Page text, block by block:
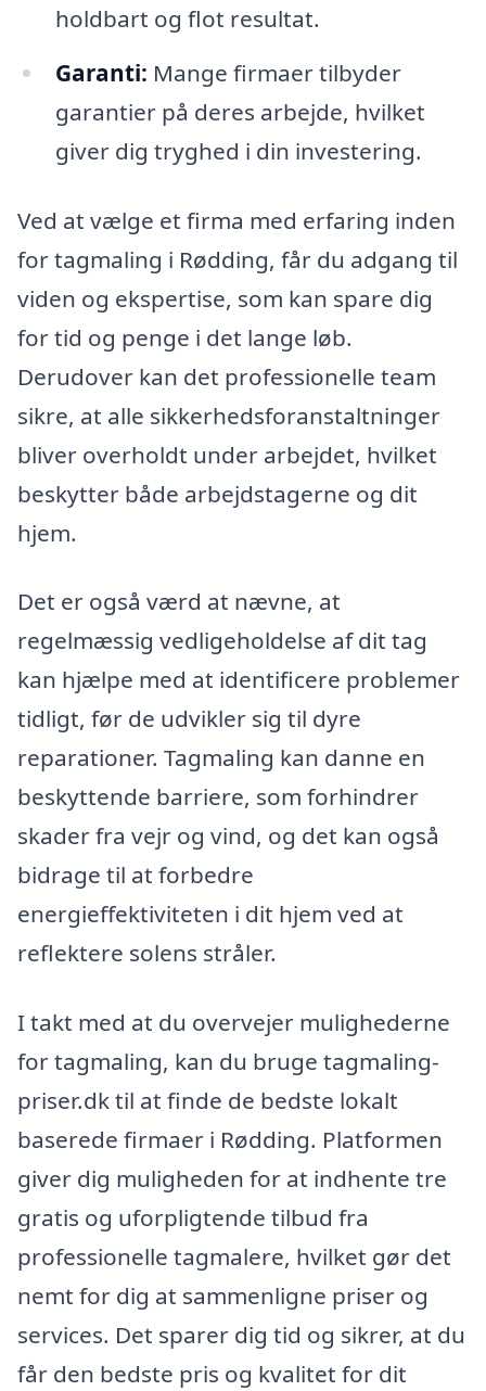
holdbart og flot resultat.
Garanti: Mange firmaer tilbyder
garantier på deres arbejde, hvilket
giver dig tryghed i din investering.
Ved at vælge et firma med erfaring inden
for tagmaling i Rødding, får du adgang til
viden og ekspertise, som kan spare dig
for tid og penge i det lange løb.
Derudover kan det professionelle team
sikre, at alle sikkerhedsforanstaltninger
bliver overholdt under arbejdet, hvilket
beskytter både arbejdstagerne og dit
hjem.
Det er også værd at nævne, at
regelmæssig vedligeholdelse af dit tag
kan hjælpe med at identificere problemer
tidligt, før de udvikler sig til dyre
reparationer. Tagmaling kan danne en
beskyttende barriere, som forhindrer
skader fra vejr og vind, og det kan også
bidrage til at forbedre
energieffektiviteten i dit hjem ved at
reflektere solens stråler.
I takt med at du overvejer mulighederne
for tagmaling, kan du bruge tagmaling-
priser.dk til at finde de bedste lokalt
baserede firmaer i Rødding. Platformen
giver dig muligheden for at indhente tre
gratis og uforpligtende tilbud fra
professionelle tagmalere, hvilket gør det
nemt for dig at sammenligne priser og
services. Det sparer dig tid og sikrer, at du
får den bedste pris og kvalitet for dit